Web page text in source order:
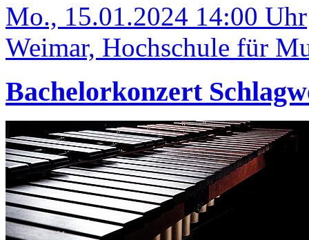
Mo., 15.01.2024 14:00 Uhr
Weimar, Hochschule für
Bachelorkonzert